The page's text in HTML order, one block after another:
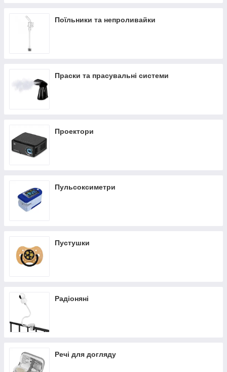
Поїльники та непроливайки
Праски та прасувальні системи
Проектори
Пульсоксиметри
Пустушки
Радіоняні
Речі для догляду